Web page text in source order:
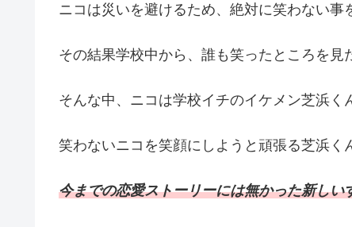
ニコは災いを避けるため、絶対に笑わない事
その結果学校中から、誰も笑ったところを見
そんな中、ニコは学校イチのイケメン芝浜く
笑わないニコを笑顔にしようと頑張る芝浜く
今までの恋愛ストーリーには無かった新しい